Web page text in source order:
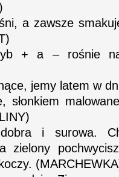
a zawsze
+ a – rośnie
jemy latem w
słonkiem
i surowa.
zielony